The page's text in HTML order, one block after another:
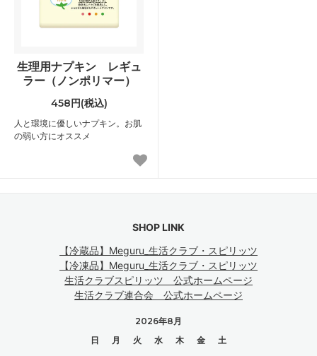
生理用ナプキン レギュ
ラー（ノンポリマー）
458円(税込)
人と環境に優しいナプキン。お肌
の弱い方にオススメ
SHOP LINK
【冷蔵品】Meguru_生活クラブ・スピリッツ
【冷凍品】Meguru_生活クラブ・スピリッツ
生活クラブスピリッツ 公式ホームページ
生活クラブ連合会 公式ホームページ
2026年8月
日
月 火 水 木 金
土